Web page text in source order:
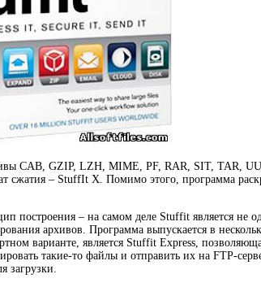
CAB, GZIP, LZH, MIME, PF, RAR, SIT, TAR,
сжатия – StuffIt X. Помимо этого, программа
построения – на самом деле Stuffit является не
архивов. Программа выпускается в
варианте, является Stuffit Express,
такие-то файлы и отправить их на FTP-
загрузки.